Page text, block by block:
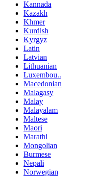
Kannada
Kazakh
Khmer
Kurdish
Kyrgyz
Latin
Latvian
Lithuanian
Luxembou..
Macedonian
Malagasy
Malay
Malayalam
Maltese
Maori
Marathi
Mongolian
Burmese
Nepali
Norwegian